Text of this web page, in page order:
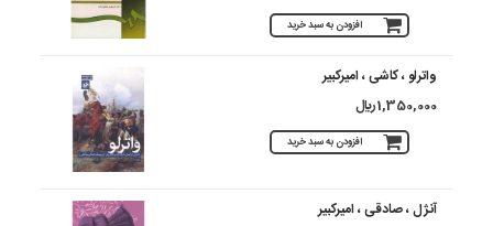
افزودن به سبد خرید
واترلو ، کاشی ، امیرکبیر
1,350,000 ريال
افزودن به سبد خرید
آنژل ، صادقی ، امیرکبیر